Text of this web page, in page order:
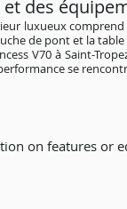
des
luxueux
de pont et la
V70 à Saint-
se
on features or